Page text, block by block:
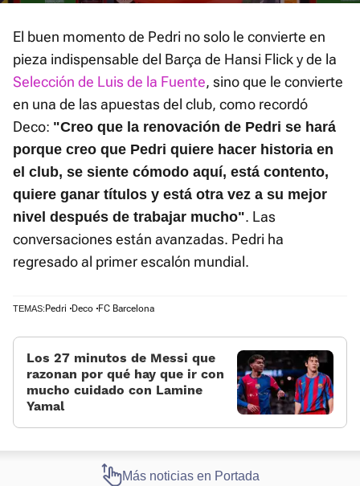
El buen momento de Pedri no solo le convierte en
pieza indispensable del Barça de Hansi Flick y de la
Selección de Luis de la Fuente, sino que le convierte
en una de las apuestas del club, como recordó
Deco: "Creo que la renovación de Pedri se hará
porque creo que Pedri quiere hacer historia en
el club, se siente cómodo aquí, está contento,
quiere ganar títulos y está otra vez a su mejor
nivel después de trabajar mucho". Las
conversaciones están avanzadas. Pedri ha
regresado al primer escalón mundial.
TEMAS: Pedri Deco FC Barcelona
Los 27 minutos de Messi que
razonan por qué hay que ir con
mucho cuidado con Lamine
Yamal
Más noticias en Portada